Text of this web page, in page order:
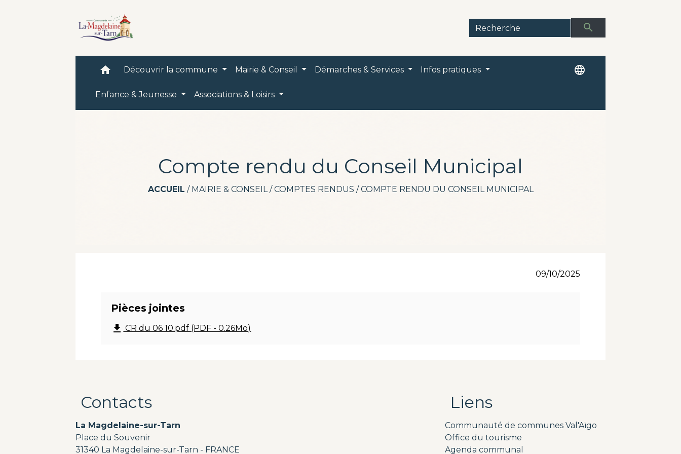
search
home Découvrir la commune Mairie & Conseil Démarches & Services Infos pratiques
Enfance & Jeunesse Associations & Loisirs
language
Compte rendu du Conseil Municipal
ACCUEIL / MAIRIE & CONSEIL /COMPTES RENDUS /COMPTE RENDU DU CONSEIL MUNICIPAL
09/10/2025
Pièces jointes
file_downloadCR du 06 10.pdf (PDF - 0.26Mo)
Contacts
La Magdelaine-sur-Tarn
Place du Souvenir
31340 La Magdelaine-sur-Tarn - FRANCE
Liens
Communauté de communes Val'Aïgo
Office du tourisme
Agenda communal